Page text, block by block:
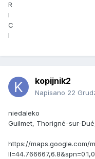
R
I
C
I
kopijnik2
Napisano 22
niedaleko
Guilmet, Thorigné-sur-
https://maps.google.com/